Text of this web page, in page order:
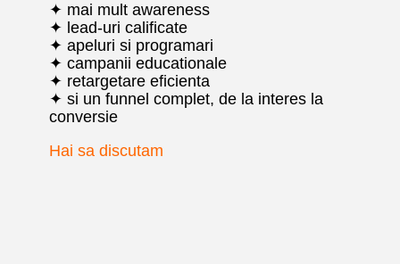
✦ mai mult awareness
✦ lead-uri calificate
✦ apeluri si programari
✦ campanii educationale
✦ retargetare eficienta
✦ si un funnel complet, de la interes la
conversie
Hai sa discutam